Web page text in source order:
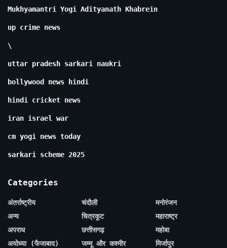
Mukhyamantri Yogi Adityanath Khabrein
up crime news
\
uttar pradesh sarkari naukri
bollywood news hindi
hindi cricket news
iran israel war
cm yogi news today
sarkari scheme 2025
Categories
अंतर्राष्ट्रीय
अन्य
अपराध
अयोध्या (फैजाबाद)
चंदौली
चित्रकूट
छत्तीसगढ़
जम्मू और कश्मीर
मनोरंजन
महाराष्ट्र
महोबा
मिर्जापुर